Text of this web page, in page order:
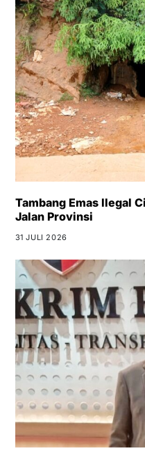
Tambang Emas Ilegal
Jalan Provinsi
31 JULI 2026